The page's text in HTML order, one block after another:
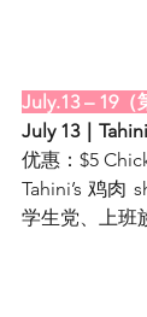
July.13 – 19（
July 13｜
优惠：$5
Tahini’s 鸡肉
学生党、上班